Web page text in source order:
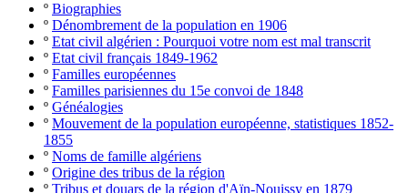
º Biographies
º Dénombrement de la population en 1906
º Etat civil algérien : Pourquoi votre nom est mal transcrit
º Etat civil français 1849-1962
º Familles européennes
º Familles parisiennes du 15e convoi de 1848
º Généalogies
º Mouvement de la population européenne, statistiques 1852-
1855
º Noms de famille algériens
º Origine des tribus de la région
º Tribus et douars de la région d'Aïn-Nouissy en 1879